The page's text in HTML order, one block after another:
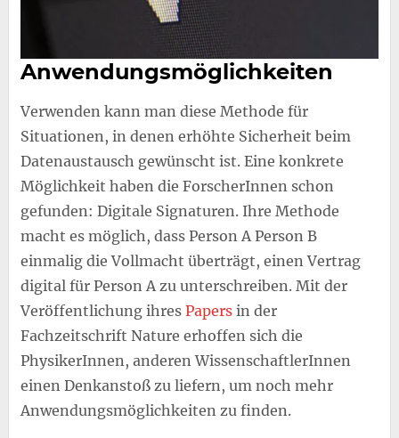
Anwendungsmöglichkeiten
Verwenden kann man diese Methode für
Situationen, in denen erhöhte Sicherheit beim
Datenaustausch gewünscht ist. Eine konkrete
Möglichkeit haben die ForscherInnen schon
gefunden: Digitale Signaturen. Ihre Methode
macht es möglich, dass Person A Person B
einmalig die Vollmacht überträgt, einen Vertrag
digital für Person A zu unterschreiben. Mit der
Veröffentlichung ihres Papersin der
Fachzeitschrift Nature erhoffen sich die
PhysikerInnen, anderen WissenschaftlerInnen
einen Denkanstoß zu liefern, um noch mehr
Anwendungsmöglichkeiten zu finden.